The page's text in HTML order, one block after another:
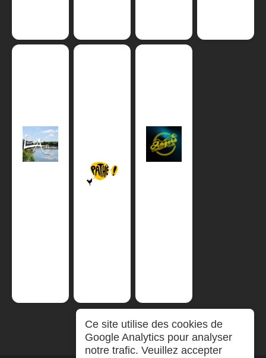
Ce site utilise des cookies de
Google Analytics pour analyser
notre trafic. Veuillez accepter